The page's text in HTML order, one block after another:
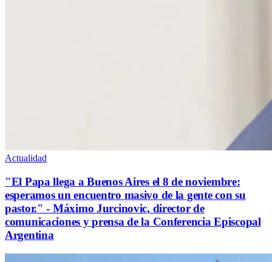
Actualidad
"El Papa llega a Buenos Aires el 8 de noviembre:
esperamos un encuentro masivo de la gente con su
pastor." - Máximo Jurcinovic, director de
comunicaciones y prensa de la Conferencia Episcopal
Argentina